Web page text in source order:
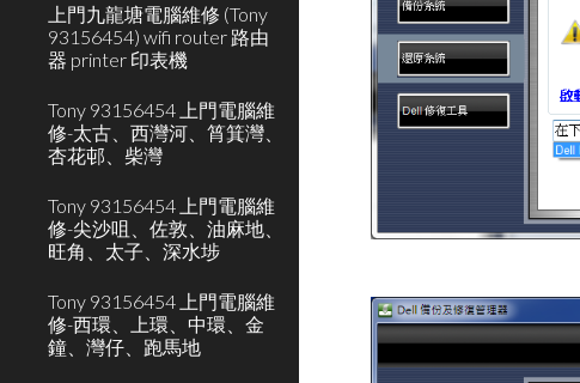
上門九龍塘電腦維修 (Tony
93156454) wifi router 路由
器 printer 印表機
Tony 93156454 上門電腦維
修-太古、西灣河、筲箕灣、
杏花邨、柴灣
Tony 93156454 上門電腦維
修-尖沙咀、佐敦、油麻地、
旺角、太子、深水埗
Tony 93156454 上門電腦維
修-西環、上環、中環、金
鐘、灣仔、跑馬地